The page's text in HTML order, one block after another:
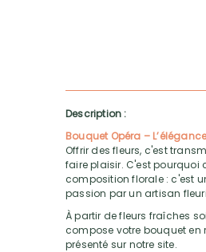
Description :
Bouquet Opéra –
Offrir des fleurs, c'est
faire plaisir. C'est pourquoi
composition florale : c'est
passion par un artisan
À partir de fleurs fraîches
compose votre bouquet en
présenté sur notre site.